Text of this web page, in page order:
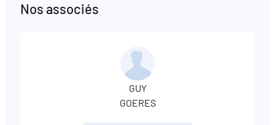
Nos associés
GUY
GOERES